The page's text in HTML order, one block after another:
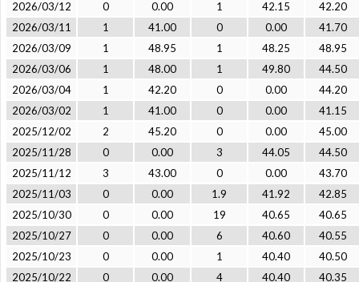
2026/03/12
0 0.00 1 42.15
42.20
2026/03/11
1 41.00 0 0.00
41.70
2026/03/09
1 48.95 1 48.25
48.95
2026/03/06
1 48.00 1 49.80
44.50
2026/03/04
1 42.20 0 0.00
44.20
2026/03/02
1 41.00 0 0.00
41.15
2025/12/02
2 45.20 0 0.00
45.00
2025/11/28
0 0.00 3 44.05
44.50
2025/11/12
3 43.00 0 0.00
43.70
2025/11/03
0 0.00 1.9 41.92
42.85
2025/10/30
0 0.00 19 40.65
40.65
2025/10/27
0 0.00 6 40.60
40.55
2025/10/23
0 0.00 1 40.40
40.50
2025/10/22
0 0.00 4 40.40 40.35